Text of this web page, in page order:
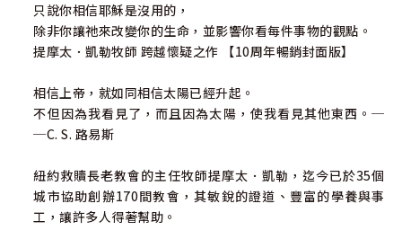
只說你相信耶穌是沒用的，
除非你讓祂來改變你的生命，並影響你看每件事物的觀點。
提摩太．凱勒牧師 跨越懷疑之作 【10周年暢銷封面版】
相信上帝，就如同相信太陽已經升起。
不但因為我看見了，而且因為太陽，使我看見其他東西。─
─C. S. 路易斯
紐約救贖長老教會的主任牧師提摩太．凱勒，迄今已於35個
城市協助創辦170間教會，其敏銳的證道、豐富的學養與事
工，讓許多人得著幫助。